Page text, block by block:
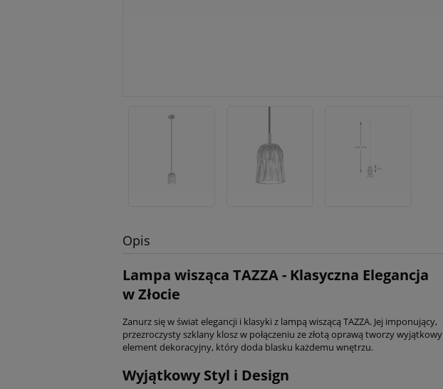
Opis
Lampa wisząca TAZZA - Klasyczna Elegancja
w Złocie
Zanurz się w świat elegancji i klasyki z lampą wiszącą TAZZA. Jej imponujący,
przezroczysty szklany klosz w połączeniu ze złotą oprawą tworzy wyjątkowy
element dekoracyjny, który doda blasku każdemu wnętrzu.
Wyjątkowy Styl i Design